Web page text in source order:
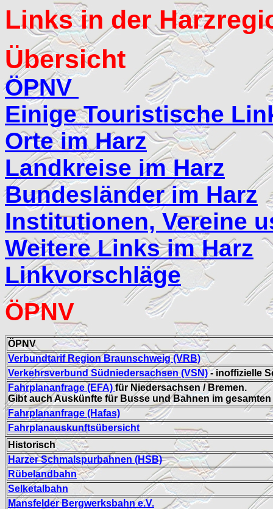
Links in der
Übersicht
ÖPNV
Einige Touristische
Orte im Harz
Landkreise im Harz
Bundesländer im Harz
Institutionen, Vereine
Weitere Links im Harz
Linkvorschläge
ÖPNV
ÖPNV
Verbundtarif Region Braunschweig (VRB)
Verkehrsverbund Südniedersachsen (VSN)- inoffizielle
Fahrplananfrage (EFA) für Niedersachsen / Bremen.
Gibt auch Auskünfte für Busse und Bahnen im gesamten
Fahrplananfrage (Hafas)
Fahrplanauskunftsübersicht
Historisch
Harzer Schmalspurbahnen (HSB)
Rübelandbahn
Selketalbahn
Mansfelder Bergwerksbahn e.V.